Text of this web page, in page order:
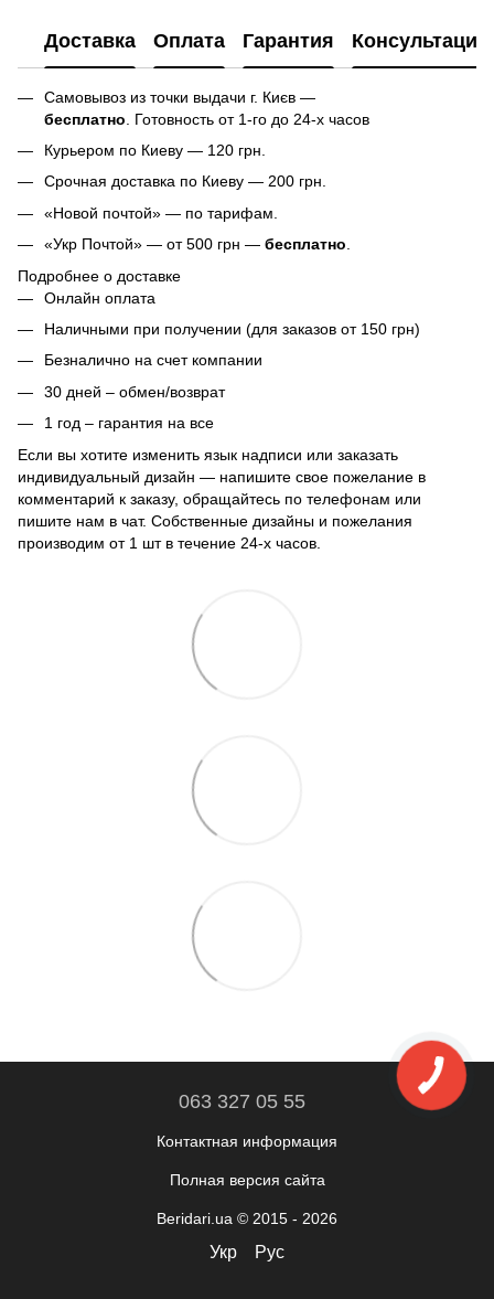
Доставка Оплата Гарантия Консультация
Самовывоз из точки выдачи г. Києв —
бесплатно . Готовность от 1-го до 24-х часов
Курьером по Киеву — 120 грн.
Срочная доставка по Киеву — 200 грн.
«Новой почтой» — по тарифам.
«Укр Почтой» — от 500 грн — бесплатно
Подробнее о доставке
Онлайн оплата
Наличными при получении (для заказов от 150 грн)
Безналично на счет компании
30 дней – обмен/возврат
1 год – гарантия на все
Если вы хотите изменить язык надписи или заказать
индивидуальный дизайн — напишите свое пожелание в
комментарий к заказу, обращайтесь по телефонам или
пишите нам в чат. Собственные дизайны и пожелания
производим от 1 шт в течение 24-х часов.
063 327 05 55
Контактная информация
Полная версия сайта
Beridari.ua © 2015 - 2026
Укр Рус